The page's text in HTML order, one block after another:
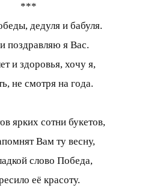
***
дедуля и бабуля.
поздравляю я Вас.
и здоровья, хочу я,
не смотря на года.
ярких сотни букетов,
Вам ту весну,
слово Победа,
её красоту.